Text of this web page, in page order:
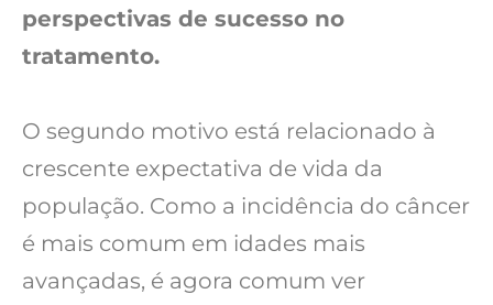
perspectivas de sucesso no
tratamento.
O segundo motivo está relacionado à
crescente expectativa de vida da
população. Como a incidência do câncer
é mais comum em idades mais
avançadas, é agora comum ver